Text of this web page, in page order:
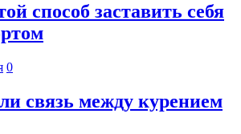
способ заставить себя
0
связь между курением